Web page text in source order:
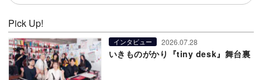
Pick Up!
インタビュー 2026.07.28
いきものがかり『tiny desk』舞台裏